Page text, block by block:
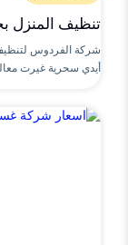
تنظيف المنزل
شركة الفردوس
أيدي سحرية غيرت